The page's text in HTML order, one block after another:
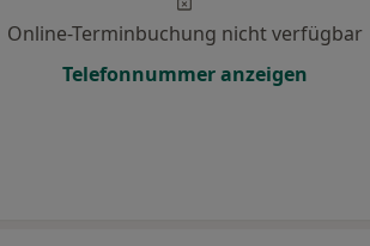
Online-Terminbuchung nicht verfügbar
Telefonnummer anzeigen